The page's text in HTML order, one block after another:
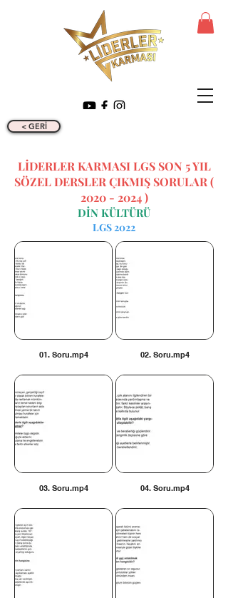
< GERİ
LİDERLER KARMASI LGS SON 5 YIL
SÖZEL DERSLER ÇIKMIŞ SORULAR (
2020 - 2024)
DİN KÜLTÜRÜ
LGS 2022
01. Soru.mp4 02. Soru.mp4
03. Soru.mp4 04. Soru.mp4